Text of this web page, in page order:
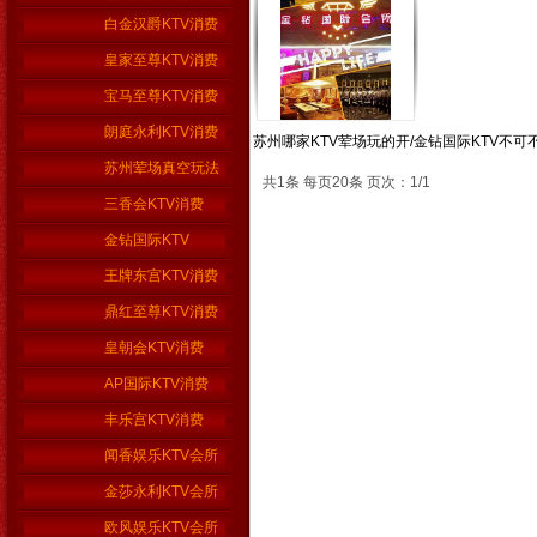
白金汉爵KTV消费
皇家至尊KTV消费
宝马至尊KTV消费
朗庭永利KTV消费
苏州荤场真空玩法
三香会KTV消费
金钻国际KTV
王牌东宫KTV消费
鼎红至尊KTV消费
皇朝会KTV消费
AP国际KTV消费
丰乐宫KTV消费
闻香娱乐KTV会所
金莎永利KTV会所
欧风娱乐KTV会所
苏州哪家KTV荤场玩的开/金钻国际KTV不可
共1条 每页20条 页次：1/1